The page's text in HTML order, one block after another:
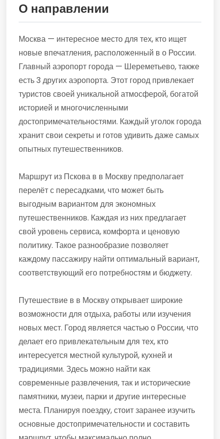
О направлении
Москва — интересное место для тех, кто ищет
новые впечатления, расположенный в о России.
Главный аэропорт города — Шереметьево, также
есть 3 других аэропорта. Этот город привлекает
туристов своей уникальной атмосферой, богатой
историей и многочисленными
достопримечательностями. Каждый уголок города
хранит свои секреты и готов удивить даже самых
опытных путешественников.
Маршрут из Пскова в в Москву предполагает
перелёт с пересадками, что может быть
выгодным вариантом для экономных
путешественников. Каждая из них предлагает
свой уровень сервиса, комфорта и ценовую
политику. Такое разнообразие позволяет
каждому пассажиру найти оптимальный вариант,
соответствующий его потребностям и бюджету.
Путешествие в в Москву открывает широкие
возможности для отдыха, работы или изучения
новых мест. Город является частью о России, что
делает его привлекательным для тех, кто
интересуется местной культурой, кухней и
традициями. Здесь можно найти как
современные развлечения, так и исторические
памятники, музеи, парки и другие интересные
места. Планируя поездку, стоит заранее изучить
основные достопримечательности и составить